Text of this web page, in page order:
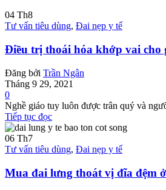
04 Th8
Tư vấn tiêu dùng, Đai nẹp y tế
Điều trị thoái hóa khớp vai cho
Đăng bởi Trần Ngân
Tháng 9 29, 2021
0
Nghề giáo tuy luôn được trân quý và
Tiếp tục đọc
06 Th7
Tư vấn tiêu dùng, Đai nẹp y tế
Mua đai lưng thoát vị đĩa đệm